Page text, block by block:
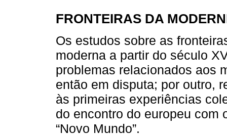
FRONTEIRAS DA
Os estudos sobre as
moderna a partir do século
problemas relacionados aos
então em disputa; por outro,
às primeiras experiências
do encontro do europeu com
“Novo Mundo”.